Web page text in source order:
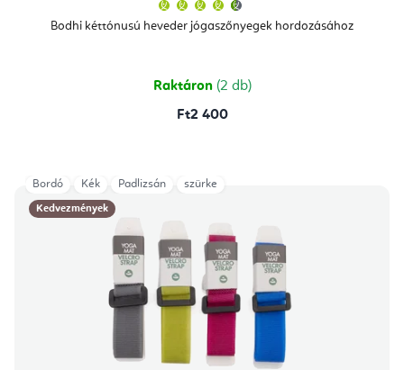
Bodhi kéttónusú heveder jógaszőnyegek hordozásához
átlagos
értékelése
csillag.
Raktáron (2 db)
Ft2 400
Kedvezmények
Bordó Kék Padlizsán szürke